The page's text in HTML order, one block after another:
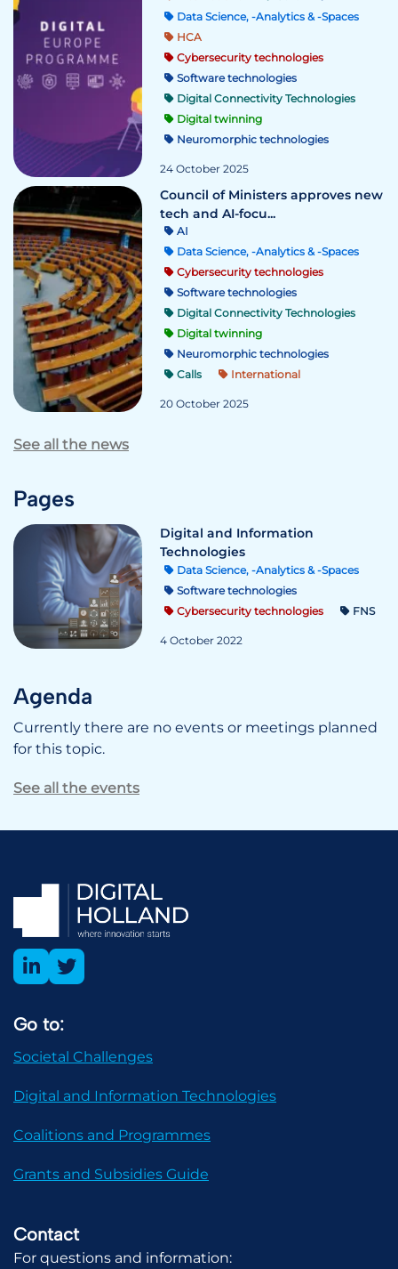
Data Science, -Analytics & -Spaces
HCA
Cybersecurity technologies
Software technologies
Digital Connectivity Technologies
Digital twinning
Neuromorphic technologies
24 October 2025
Council of Ministers approves new
tech and AI-focu...
AI
Data Science, -Analytics & -Spaces
Cybersecurity technologies
Software technologies
Digital Connectivity Technologies
Digital twinning
Neuromorphic technologies
Calls
International
20 October 2025
See all the news
Pages
Digital and Information
Technologies
Data Science, -Analytics & -Spaces
Software technologies
Cybersecurity technologies
FNS
4 October 2022
Agenda
Currently there are no events or meetings planned
for this topic.
See all the events
Go to:
Societal Challenges
Digital and Information Technologies
Coalitions and Programmes
Grants and Subsidies Guide
Contact
For questions and information: